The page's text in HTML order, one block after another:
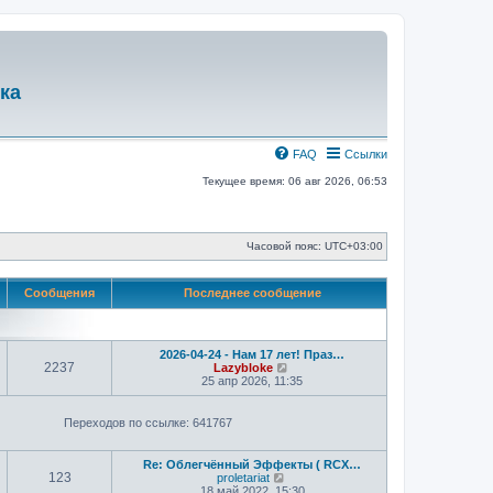
Ссылки
FAQ
Текущее время: 06 авг 2026, 06:53
Часовой пояс: UTC+03:00
Сообщения Последнее сообщение
2237
2026-04-24 - Нам 17 лет! Праз…
Lazybloke
е
р
п
о
25 апр 2026, 11:35
Переходов по ссылке: 641767
123
Re: Облегчённый Эффекты ( RCX…
proletariat
е